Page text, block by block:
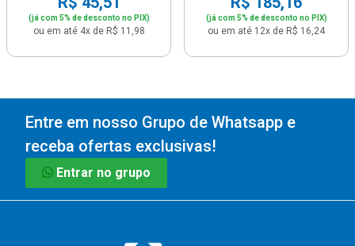
(já com 5% de desconto no PIX)
ou em até 4x de R$ 11,98
(já com 5% de desconto no PIX)
ou em até 12x de R$ 16,24
Entre em nosso Grupo de Whatsapp e
receba ofertas exclusivas!
Entrar no grupo